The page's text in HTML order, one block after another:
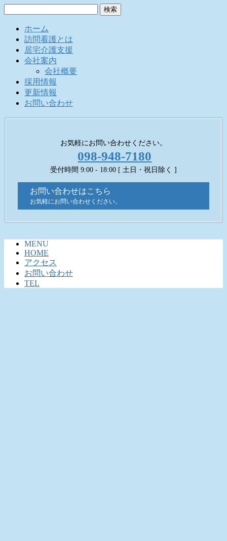
ホーム
訪問看護とは
居宅介護支援
会社案内
会社概要
採用情報
更新情報
お問い合わせ
お気軽にお問い合わせください。
098-948-7180
受付時間 9:00 - 18:00 [ 土日・祝日除く ]
お問い合わせはこちら
お気軽にお問い合わせください。
MENU
HOME
アクセス
お問い合わせ
TEL